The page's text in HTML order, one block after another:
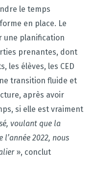
le temps
en place. Le
une planification
prenantes, dont
les élèves, les CED
transition fluide et
après avoir
si elle est vraiment
voulant que la
2022, nous
», conclut